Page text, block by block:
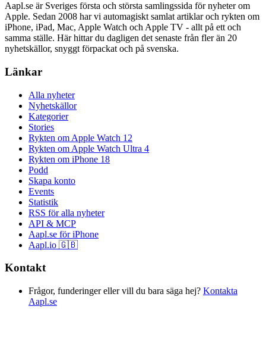
Aapl.se är Sveriges första och största samlingssida för nyheter om
Apple. Sedan 2008 har vi automagiskt samlat artiklar och rykten om
iPhone, iPad, Mac, Apple Watch och Apple TV - allt på ett och
samma ställe. Här hittar du dagligen det senaste från fler än 20
nyhetskällor, snyggt förpackat och på svenska.
Länkar
Alla nyheter
Nyhetskällor
Kategorier
Stories
Rykten om Apple Watch 12
Rykten om Apple Watch Ultra 4
Rykten om iPhone 18
Podd
Skapa konto
Events
Statistik
RSS för alla nyheter
API & MCP
Aapl.se för iPhone
Aapl.io 🇬🇧
Kontakt
Frågor, funderinger eller vill du bara säga hej? Kontakta
Aapl.se